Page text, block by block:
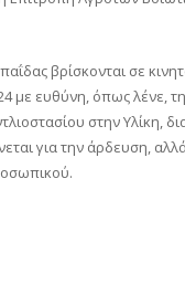
βρίσκονται σε
με ευθύνη, όπως λένε,
στην Υλίκη,
για την άρδευση,